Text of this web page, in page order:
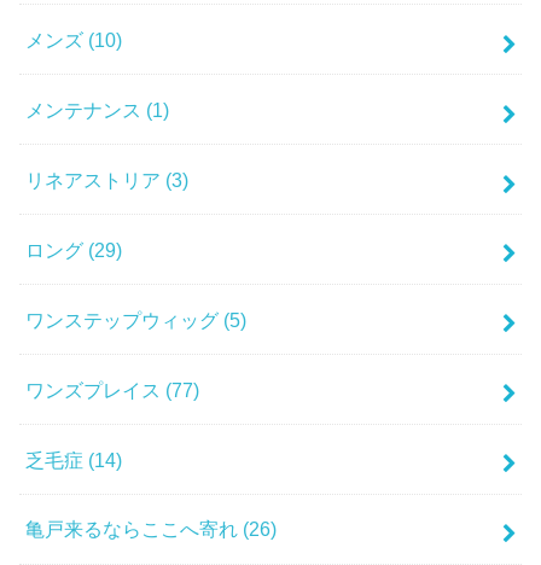
メンズ (10)
メンテナンス (1)
リネアストリア (3)
ロング (29)
ワンステップウィッグ (5)
ワンズプレイス (77)
乏毛症 (14)
亀戸来るならここへ寄れ (26)